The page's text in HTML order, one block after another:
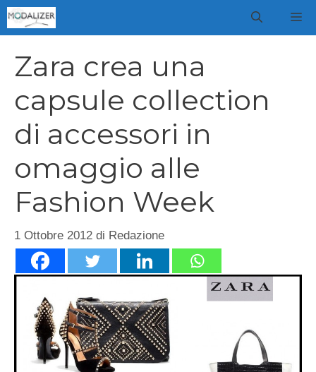
Vai
al
Zara crea una
capsule collection
di accessori in
omaggio alle
Fashion Week
1 Ottobre 2012 di Redazione